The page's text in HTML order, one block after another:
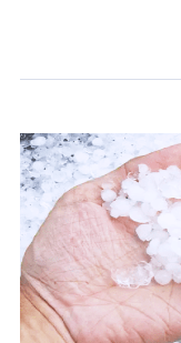
郵便、電話、およ
た維持管理等の委
連する当社および
（なお、当社は複
情報を取引のある
るために利用させ
上記に係る連絡・
3.セミナー募集サ
各種セミナーの案